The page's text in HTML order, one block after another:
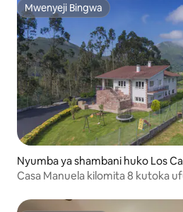
Mwenyeji Bingwa
Mwenyeji Bingwa
Nyumba ya shambani huko Los
Casa Manuela kilomita 8 kutoka